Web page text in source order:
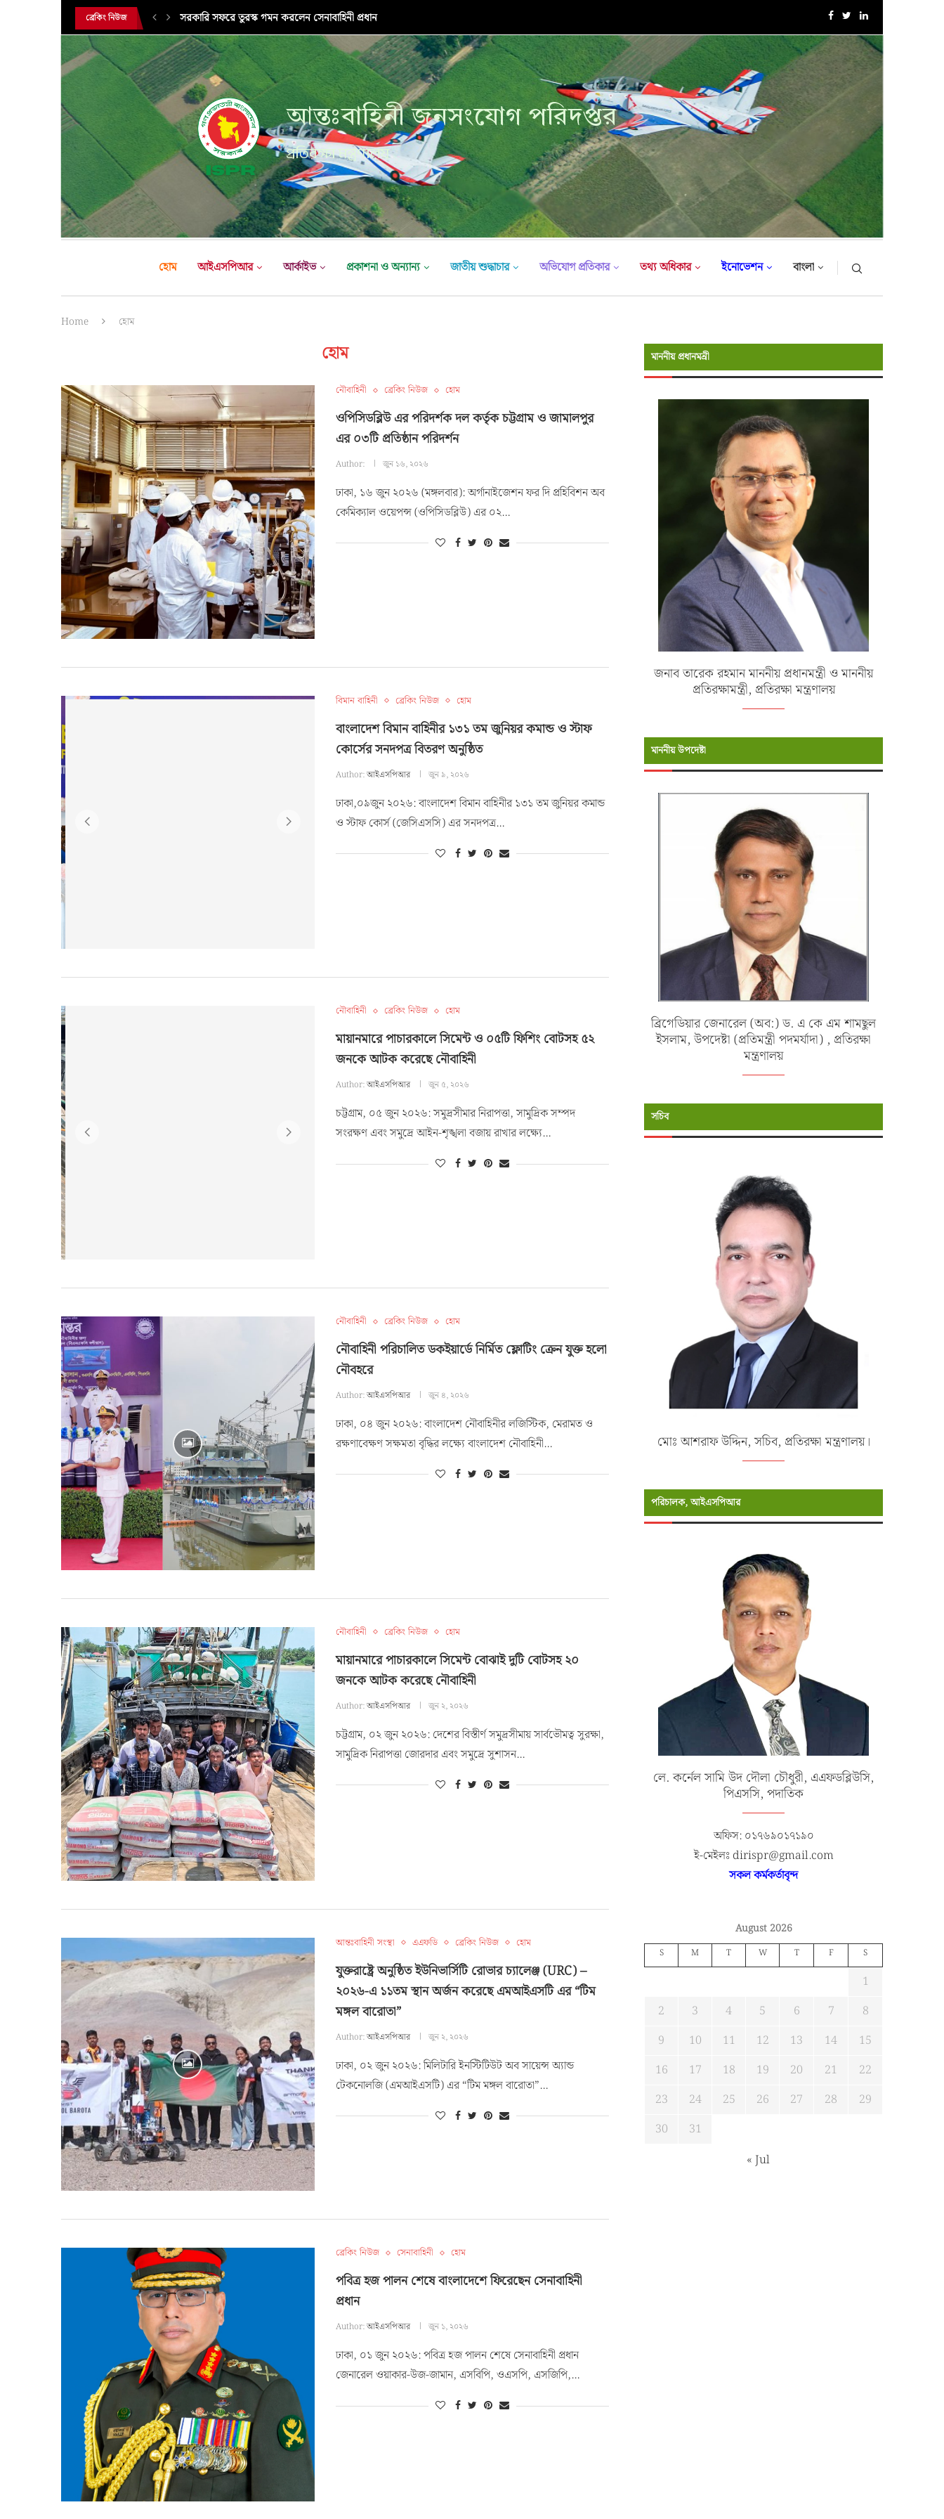
ব্রেকিং নিউজ এক্সারসাইজ টাইগার লাইটনিং-২০২৬ এর উদ্বোধনী অনুষ্ঠান ১৮-তম নৌবাহিনী প্রধান হিসেবে নিয়োগ পেলেন রিয়ার এডমিরাল...
আন্তঃবাহিনী জনসংযোগ পরিদপ্তর
প্রতিরক্ষা মন্ত্রণালয়
হোম আইএসপিআর আর্কাইভ প্রকাশনা ও অন্যান্য জাতীয় শুদ্ধাচার অভিযোগ প্রতিকার তথ্য অধিকার ইনোভেশন বাংলা
Home হোম
হোম
নৌবাহিনী ব্রেকিং নিউজ হোম
ওপিসিডব্লিউ এর পরিদর্শক দল কর্তৃক চট্টগ্রাম ও জামালপুর
এর ০৩টি প্রতিষ্ঠান পরিদর্শন
Author: জুন ১৬, ২০২৬
ঢাকা, ১৬ জুন ২০২৬ (মঙ্গলবার): অর্গানাইজেশন ফর দি প্রহিবিশন অব
কেমিক্যাল ওয়েপন্স (ওপিসিডব্লিউ) এর ০২…
বিমান বাহিনী ব্রেকিং নিউজ হোম
বাংলাদেশ বিমান বাহিনীর ১৩১ তম জুনিয়র কমান্ড ও স্টাফ
কোর্সের সনদপত্র বিতরণ অনুষ্ঠিত
Author:আইএসপিআর জুন ৯, ২০২৬
ঢাকা,০৯জুন ২০২৬: বাংলাদেশ বিমান বাহিনীর ১৩১ তম জুনিয়র কমান্ড
ও স্টাফ কোর্স (জেসিএসসি) এর সনদপত্র…
নৌবাহিনী ব্রেকিং নিউজ হোম
মায়ানমারে পাচারকালে সিমেন্ট ও ০৫টি ফিশিং বোটসহ ৫২
জনকে আটক করেছে নৌবাহিনী
Author:আইএসপিআর জুন ৫, ২০২৬
চট্টগ্রাম, ০৫ জুন ২০২৬: সমুদ্রসীমার নিরাপত্তা, সামুদ্রিক সম্পদ
সংরক্ষণ এবং সমুদ্রে আইন-শৃঙ্খলা বজায় রাখার লক্ষ্যে…
নৌবাহিনী ব্রেকিং নিউজ হোম
নৌবাহিনী পরিচালিত ডকইয়ার্ডে নির্মিত ফ্লোটিং ক্রেন যুক্ত হলো
নৌবহরে
Author:আইএসপিআর জুন ৪, ২০২৬
ঢাকা, ০৪ জুন ২০২৬: বাংলাদেশ নৌবাহিনীর লজিস্টিক, মেরামত ও
রক্ষণাবেক্ষণ সক্ষমতা বৃদ্ধির লক্ষ্যে বাংলাদেশ নৌবাহিনী…
নৌবাহিনী ব্রেকিং নিউজ হোম
মায়ানমারে পাচারকালে সিমেন্ট বোঝাই দুটি বোটসহ ২০
জনকে আটক করেছে নৌবাহিনী
Author:আইএসপিআর জুন ২, ২০২৬
চট্টগ্রাম, ০২ জুন ২০২৬: দেশের বিস্তীর্ণ সমুদ্রসীমায় সার্বভৌমত্ব সুরক্ষা,
সামুদ্রিক নিরাপত্তা জোরদার এবং সমুদ্রে সুশাসন…
আন্তঃবাহিনী সংস্থা এএফডি ব্রেকিং নিউজ হোম
যুক্তরাষ্ট্রে অনুষ্ঠিত ইউনিভার্সিটি রোভার চ্যালেঞ্জ (URC) –
২০২৬-এ ১১তম স্থান অর্জন করেছে এমআইএসটি এর “টিম
মঙ্গল বারোতা”
Author:আইএসপিআর জুন ২, ২০২৬
ঢাকা, ০২ জুন ২০২৬: মিলিটারি ইনস্টিটিউট অব সায়েন্স অ্যান্ড
টেকনোলজি (এমআইএসটি) এর “টিম মঙ্গল বারোতা”…
ব্রেকিং নিউজ সেনাবাহিনী হোম
পবিত্র হজ পালন শেষে বাংলাদেশে ফিরেছেন সেনাবাহিনী
প্রধান
Author:আইএসপিআর জুন ১, ২০২৬
ঢাকা, ০১ জুন ২০২৬: পবিত্র হজ পালন শেষে সেনাবাহিনী প্রধান
জেনারেল ওয়াকার-উজ-জামান, এসবিপি, ওএসপি, এসজিপি,…
মাননীয় প্রধানমন্রী
জনাব তারেক রহমান মাননীয় প্রধানমন্ত্রী ও মাননীয়
প্রতিরক্ষামন্ত্রী, প্রতিরক্ষা মন্ত্রণালয়
মাননীয় উপদেষ্টা
ব্রিগেডিয়ার জেনারেল (অব:) ড. এ কে এম শামছুল
ইসলাম, উপদেষ্টা (প্রতিমন্ত্রী পদমর্যাদা) , প্রতিরক্ষা
মন্ত্রণালয়
সচিব
মোঃ আশরাফ উদ্দিন, সচিব, প্রতিরক্ষা মন্ত্রণালয়।
পরিচালক, আইএসপিআর
লে. কর্নেল সামি উদ দৌলা চৌধুরী, এএফডব্লিউসি,
পিএসসি, পদাতিক
অফিস: ০১৭৬৯০১৭১৯০
ই-মেইলঃ dirispr@gmail.com
সকল কর্মকর্তাবৃন্দ
August 2026
S M T W T F S
1
2
3 4 5 6 7
8
9
10 11 12 13 14
15
16
17 18 19 20 21
22
23
24 25 26 27 28
29
30
31
« Jul